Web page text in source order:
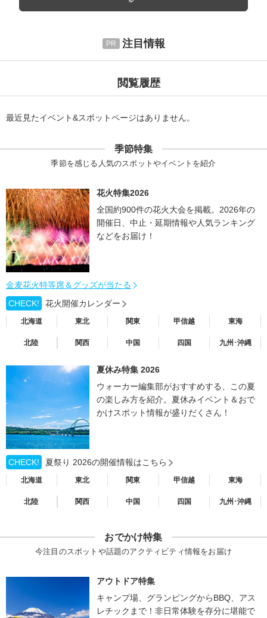
注目情報
閲覧履歴
最近見たイベント&スポットページはありません。
季節特集
季節を感じる人気のスポットやイベントを紹介
花火特集2026
全国約900件の花火大会を掲載。2026年の
開催日、中止・延期情報や人気ランキング
などをお届け！
金麦花火特等席＆グッズが当たる
CHECK!
花火開催カレンダー
北海道 東北 関東 甲信越 東海
北陸 関西 中国 四国 九州･沖縄
夏休み特集 2026
ウォーカー編集部がおすすめする、この夏
の楽しみ方を紹介。夏休みイベント＆おで
かけスポット情報が盛りだくさん！
CHECK! 夏祭り 2026の開催情報はこちら
北海道 東北 関東 甲信越 東海
北陸 関西 中国 四国 九州･沖縄
おでかけ特集
今注目のスポットや話題のアクティビティ情報をお届け
アウトドア特集
キャンプ場、グランピングからBBQ、アス
レチックまで！非日常体験を存分に堪能で